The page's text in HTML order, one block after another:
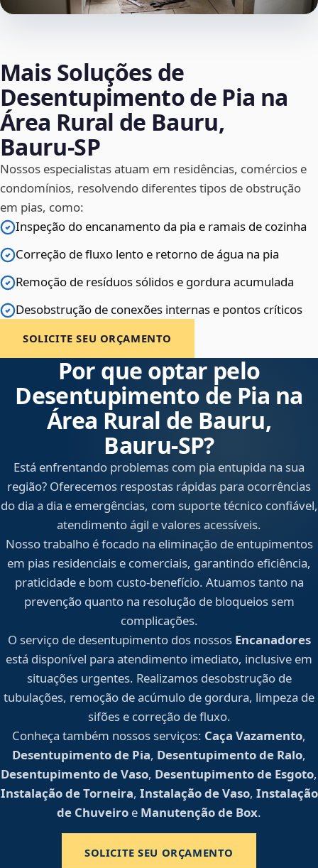
Mais Soluções de
Desentupimento de Pia na
Área Rural de Bauru,
Bauru‑SP
Nossos especialistas atuam em residências, comércios e
condomínios, resolvendo diferentes tipos de obstrução
em pias, como:
Inspeção do encanamento da pia e ramais de cozinha
Correção de fluxo lento e retorno de água na pia
Remoção de resíduos sólidos e gordura acumulada
Desobstrução de conexões internas e pontos críticos
SOLICITE SEU ORÇAMENTO
Por que optar pelo
Desentupimento de Pia na
Área Rural de Bauru,
Bauru‑SP?
Está enfrentando problemas com pia entupida na sua
região? Oferecemos respostas rápidas para ocorrências
do dia a dia e emergências, com suporte técnico confiável,
atendimento ágil e valores acessíveis.
Nosso trabalho é focado na eliminação de entupimentos
em pias residenciais e comerciais, garantindo eficiência,
praticidade e bom custo-benefício. Atuamos tanto na
prevenção quanto na resolução de bloqueios sem
complicações.
O serviço de desentupimento dos nossos Encanadores
está disponível para atendimento imediato, inclusive em
situações urgentes. Realizamos desobstrução de
tubulações, remoção de acúmulo de gordura, limpeza de
sifões e correção de fluxo.
Conheça também nossos serviços: Caça Vazamento,
Desentupimento de Pia, Desentupimento de Ralo,
Desentupimento de Vaso, Desentupimento de Esgoto,
Instalação de Torneira, Instalação de Vaso, Instalação
de Chuveiro e Manutenção de Box.
SOLICITE SEU ORÇAMENTO